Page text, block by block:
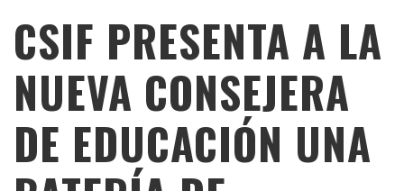
CSIF PRESENTA A LA
NUEVA CONSEJERA
DE EDUCACIÓN UNA